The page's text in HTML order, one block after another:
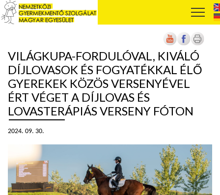
VILÁGKUPA-FORDULÓVAL, KIVÁLÓ
DÍJLOVASOK ÉS FOGYATÉKKAL ÉLŐ
GYEREKEK KÖZÖS VERSENYÉVEL
ÉRT VÉGET A DÍJLOVAS ÉS
LOVASTERÁPIÁS VERSENY FÓTON
2024. 09. 30.